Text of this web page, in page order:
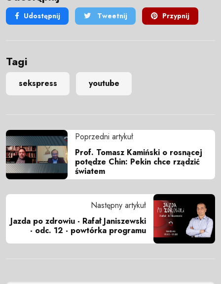
Udostępnij Tweetnij Przypnij
Tagi
sekspress youtube
Poprzedni artykuł
Prof. Tomasz Kamiński o rosnącej
potędze Chin: Pekin chce rządzić
światem
Następny artykuł
Jazda po zdrowiu - Rafał Janiszewski
- odc. 12 - powtórka programu